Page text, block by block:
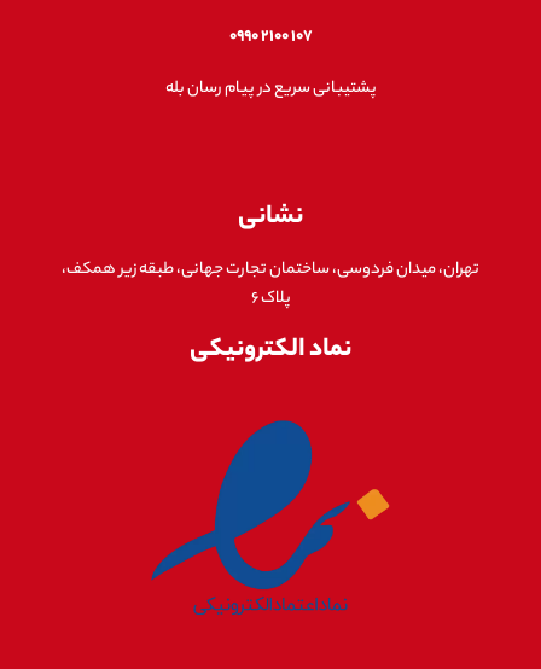
۱۰۷ ۲۱۰۰ ۰۹۹۰
پشتیبانی سریع در پیام رسان بله
نشانی
تهران، میدان فردوسی، ساختمان تجارت جهانی، طبقه زیر همکف،
پلاک ۶
نماد الکترونیکی